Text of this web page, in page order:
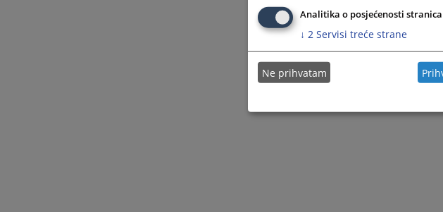
Analitika o posjećenosti stranica
↓ 2 Servisi treće strane
Ne prihvatam